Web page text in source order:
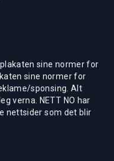
sine normer for
sine normer for
sponsing. Alt
verna. NETT NO har
nettsider som det blir